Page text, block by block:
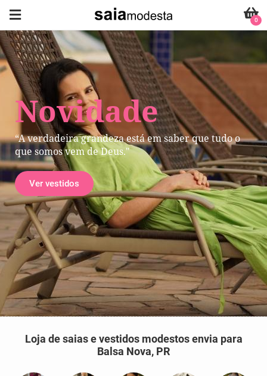
Novidade
“A verdadeira grandeza está em saber que tudo o
que somos vem de Deus."
Ver vestidos
0
Loja de saias e vestidos modestos envia para
Balsa Nova, PR